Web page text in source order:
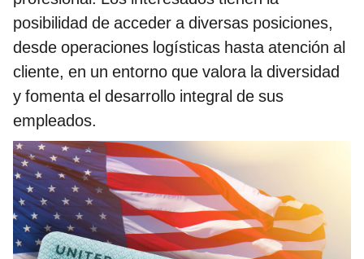
posibilidad de acceder a diversas posiciones,
desde operaciones logísticas hasta atención al
cliente, en un entorno que valora la diversidad
y fomenta el desarrollo integral de sus
empleados.